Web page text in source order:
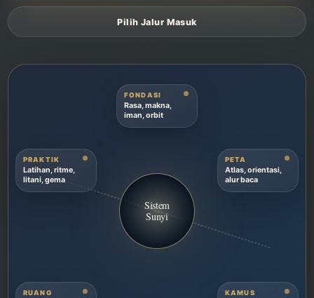
Pilih Jalur Masuk
Sistem
Sunyi
FONDASI
Rasa, makna,
iman, orbit
PETA
Atlas, orientasi,
alur baca
KAMUS
RUANG
PRAKTIK
Latihan, ritme,
litani, gema